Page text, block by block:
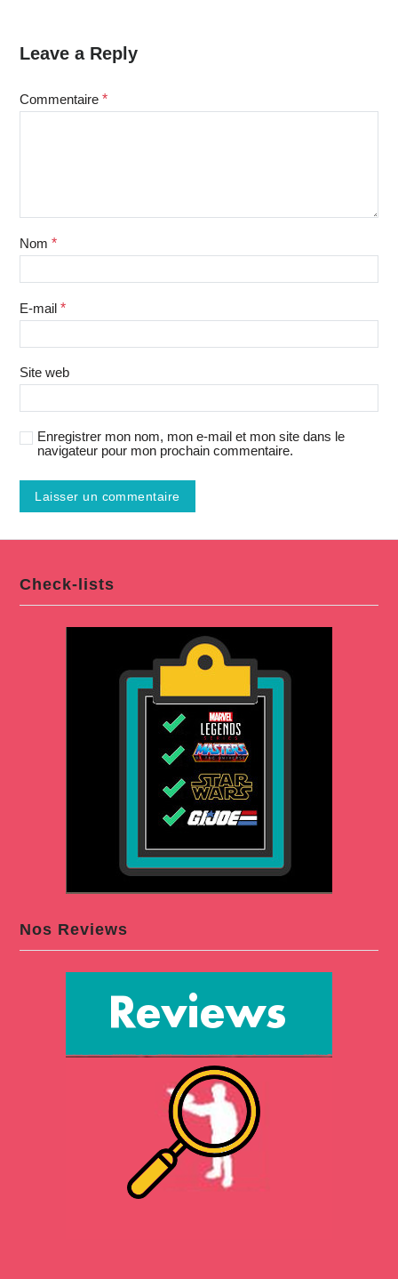
Leave a Reply
Commentaire *
Nom *
E-mail *
Site web
Enregistrer mon nom, mon e-mail et mon site dans le
navigateur pour mon prochain commentaire.
Check-lists
Nos Reviews